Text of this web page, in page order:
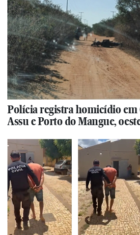
Polícia registra homicídio em
Assu e Porto do Mangue,